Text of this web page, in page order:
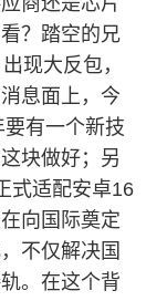
？踏空的兄
现大反包，
息面上，今
有一个新技
块做好；另
式适配安卓16
向国际奠定
不仅解决国
。在这个背